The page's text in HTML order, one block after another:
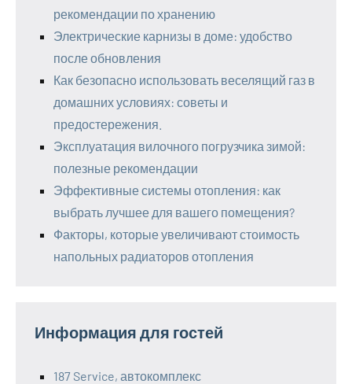
рекомендации по хранению
Электрические карнизы в доме: удобство
после обновления
Как безопасно использовать веселящий газ в
домашних условиях: советы и
предостережения.
Эксплуатация вилочного погрузчика зимой:
полезные рекомендации
Эффективные системы отопления: как
выбрать лучшее для вашего помещения?
Факторы, которые увеличивают стоимость
напольных радиаторов отопления
Информация для гостей
187 Service, автокомплекс